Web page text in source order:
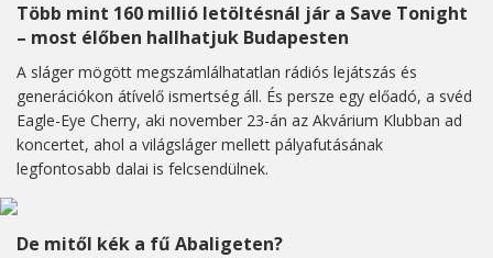
Több mint 160 millió letöltésnál jár a Save Tonight
– most élőben hallhatjuk Budapesten
A sláger mögött megszámlálhatatlan rádiós lejátszás és
generációkon átívelő ismertség áll. És persze egy előadó, a svéd
Eagle-Eye Cherry, aki november 23-án az Akvárium Klubban ad
koncertet, ahol a világsláger mellett pályafutásának
legfontosabb dalai is felcsendülnek.
De mitől kék a fű Abaligeten?